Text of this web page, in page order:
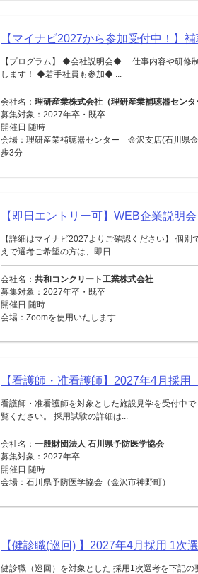
【マイナビ2027から参加受付中！】
【プログラム】 ◆会社説明会◆ 仕事内容や研修
します！ ◆若手社員も参加◆ ...
会社名： 理研産業株式会社（理研産業補聴器センタ
募集対象：2027年卒・既卒
開催日 随時
会場：理研産業補聴器センター 金沢支店(石川県
歩3分
【即日エントリー可】WEB企業説明会
【詳細はマイナビ2027よりご確認ください】 個
えで選考ご希望の方は、即日...
会社名： 共和コンクリート工業株式会社
募集対象：2027年卒・既卒
開催日 随時
会場：Zoomを使用いたします
【看護師・准看護師】2027年4月採
看護師・准看護師を対象とした施設見学を受付中
覧ください。 採用試験の詳細は...
会社名： 一般財団法人 石川県予防医学協会
募集対象：2027年卒
開催日 随時
会場：石川県予防医学協会（金沢市神野町）
【健診職(巡回) 】2027年4月採用 1次
健診職（巡回）を対象とした 採用1次選考を下記